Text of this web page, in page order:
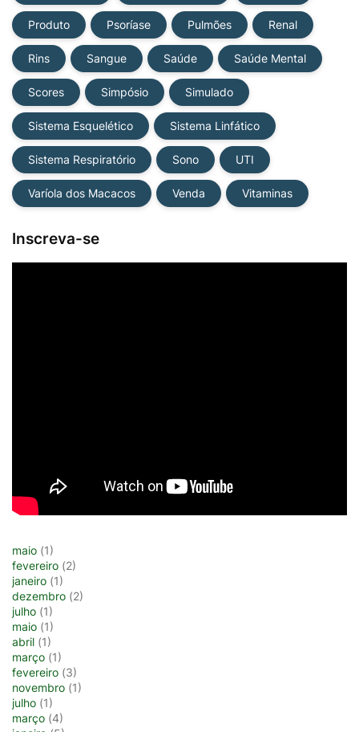
Produto Psoríase Pulmões Renal
Rins Sangue Saúde Saúde Mental
Scores Simpósio Simulado
Sistema Esquelético Sistema Linfático
Sistema Respiratório Sono UTI
Varíola dos Macacos Venda Vitaminas
Inscreva-se
maio (1)
fevereiro (2)
janeiro (1)
dezembro (2)
julho (1)
maio (1)
abril (1)
março (1)
fevereiro (3)
novembro (1)
julho (1)
março (4)